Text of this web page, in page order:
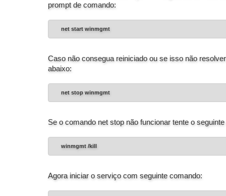
prompt de comando:
net start winmgmt
Caso não consegua reiniciado ou se isso não
abaixo:
net stop winmgmt
Se o comando net stop não funcionar tente o
winmgmt /kill
Agora iniciar o serviço com seguinte comando: